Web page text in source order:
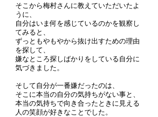
そこから梅村さんに教えていただいたよ
うに、
自分はいま何を感じているのかを観察し
てみると、
ずっともやもやから抜け出すための理由
を探して、
嫌なところ探しばかりをしている自分に
気づきました。
そして自分が一番嫌だったのは、
そこに本当の自分の気持ちがない事と、
本当の気持ちで向き合ったときに見える
人の笑顔が好きなことでした。